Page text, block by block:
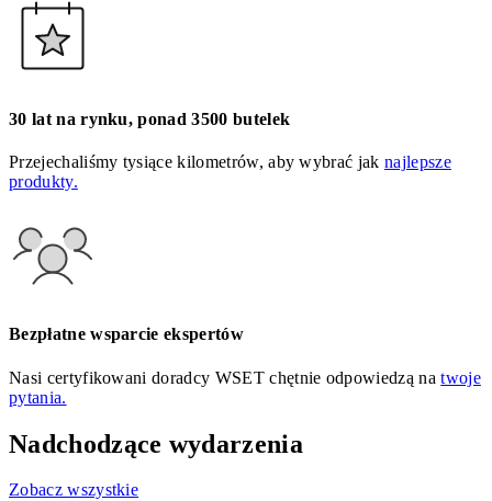
30 lat na rynku, ponad 3500 butelek
Przejechaliśmy tysiące kilometrów, aby wybrać jaknajlepsze
produkty.
Bezpłatne wsparcie ekspertów
Nasi certyfikowani doradcy WSET chętnie odpowiedzą natwoje
pytania.
Nadchodzące wydarzenia
Zobacz wszystkie